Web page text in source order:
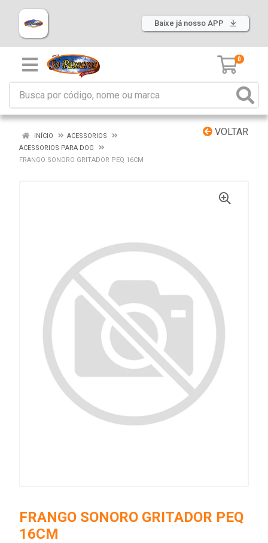
Baixe já nosso APP
0
VOLTAR
INÍCIO
ACESSORIOS
ACESSORIOS PARA DOG
FRANGO SONORO GRITADOR PEQ 16CM
FRANGO SONORO GRITADOR PEQ
16CM